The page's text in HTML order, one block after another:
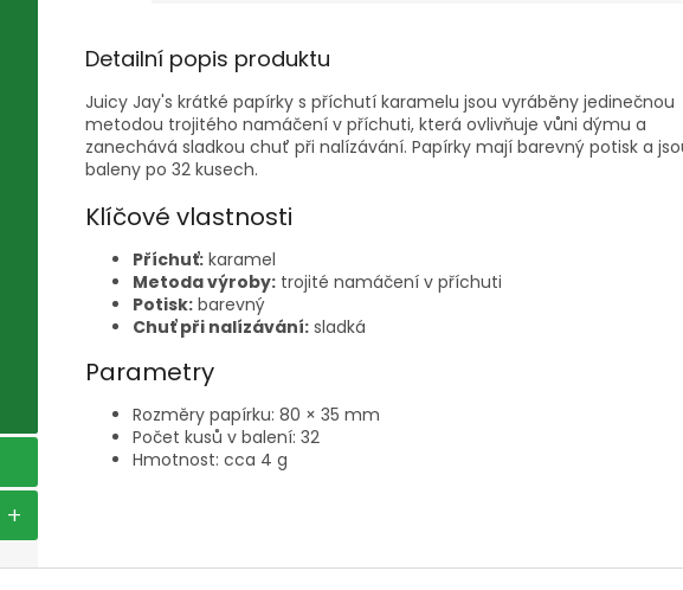
Detailní popis produktu
Juicy Jay's krátké papírky s příchutí karamelu jsou vyráběny jedinečnou
metodou trojitého namáčení v příchuti, která ovlivňuje vůni dýmu a
zanechává sladkou chuť při nalízávání. Papírky mají barevný potisk a
baleny po 32 kusech.
Klíčové vlastnosti
Příchuť: karamel
Metoda výroby: trojité namáčení v příchuti
Potisk: barevný
Chuť při nalízávání: sladká
Parametry
Rozměry papírku: 80 × 35 mm
Počet kusů v balení: 32
Hmotnost: cca 4 g